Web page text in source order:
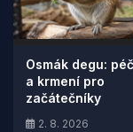
Osmák degu:
a krmení pro
začátečníky
2. 8. 2026